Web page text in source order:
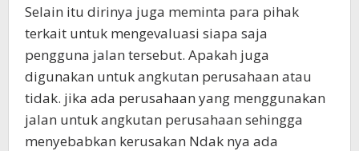
Selain itu dirinya juga meminta para pihak
terkait untuk mengevaluasi siapa saja
pengguna jalan tersebut. Apakah juga
digunakan untuk angkutan perusahaan atau
tidak. jika ada perusahaan yang menggunakan
jalan untuk angkutan perusahaan sehingga
menyebabkan kerusakan Ndak nya ada